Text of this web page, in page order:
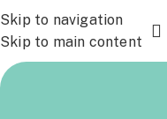
Skip to navigation
Skip to main content